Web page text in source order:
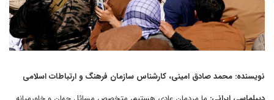
نویسنده: محمد صادق امینی، کارشناس سازمان فرهنگ و ارتباطات اسلامی